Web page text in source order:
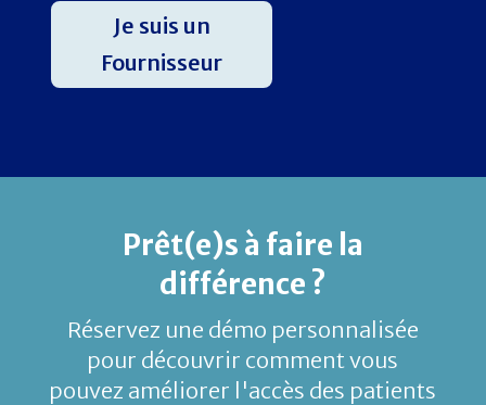
Je suis un
Fournisseur
Prêt(e)s à faire la
différence ?
Réservez une démo personnalisée
pour découvrir comment vous
pouvez améliorer l'accès des patients